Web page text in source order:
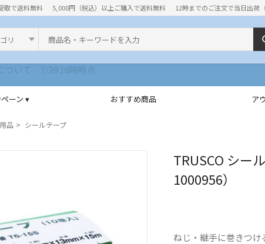
取で送料無料 5,000円（税込）以上ご購入で送料無料 12時までのご注文で当日出荷（
ーン ▾ おすすめ商品 ア
品 シールテープ
TRUSCO シー
1000956）
ねじ・継手に巻きつけ